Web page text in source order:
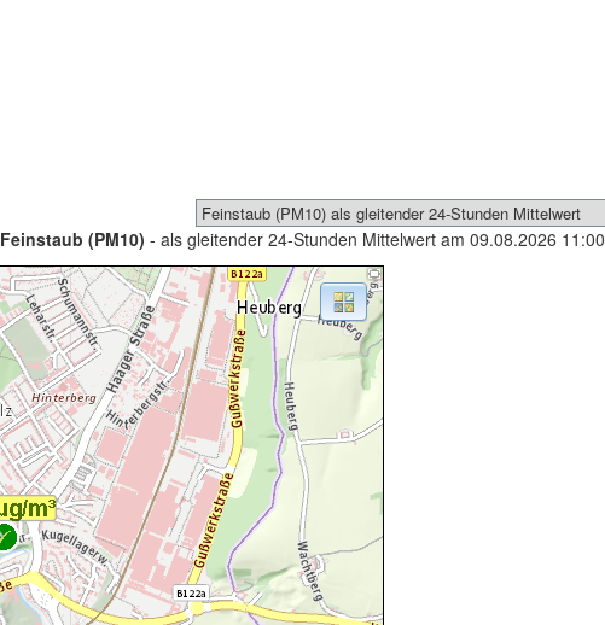
Feinstaub (PM10) - als gleitender 24-Stunden Mittelwert am 09.08.2026 11:00